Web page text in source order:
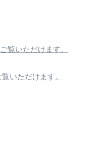
覧いただけます。
いただけます。